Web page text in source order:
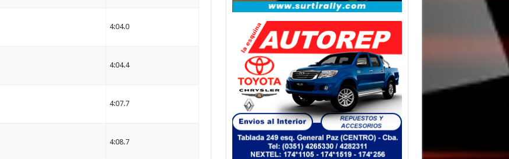
4:04.0
4:04.4
4:07.7
4:08.7